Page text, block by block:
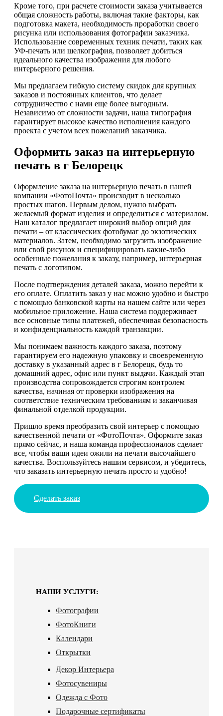
Кроме того, при расчете стоимости заказа учитывается
общая сложность работы, включая такие факторы, как
подготовка макета, необходимость проработки своего
рисунка или использования фотографии заказчика.
Использование современных техник печати, таких как
УФ-печать или шелкография, позволяет добиться
идеального качества изображения для любого
интерьерного решения.
Мы предлагаем гибкую систему скидок для крупных
заказов и постоянных клиентов, что делает
сотрудничество с нами еще более выгодным.
Независимо от сложности задачи, наша типография
гарантирует высокое качество исполнения каждого
проекта с учетом всех пожеланий заказчика.
Оформить заказ на интерьерную
печать в г Белорецк
Оформление заказа на интерьерную печать в нашей
компании «ФотоПочта» происходит в несколько
простых шагов. Первым делом, нужно выбрать
желаемый формат изделия и определиться с материалом.
Наш каталог предлагает широкий выбор опций для
печати – от классических фотобумаг до экзотических
материалов. Затем, необходимо загрузить изображение
или свой рисунок и специфицировать какие-либо
особенные пожелания к заказу, например, интерьерная
печать с логотипом.
После подтверждения деталей заказа, можно перейти к
его оплате. Оплатить заказ у нас можно удобно и быстро
с помощью банковской карты на нашем сайте или через
мобильное приложение. Наша система поддерживает
все основные типы платежей, обеспечивая безопасность
и конфиденциальность каждой транзакции.
Мы понимаем важность каждого заказа, поэтому
гарантируем его надежную упаковку и своевременную
доставку в указанный адрес в г Белорецк, будь то
домашний адрес, офис или пункт выдачи. Каждый этап
производства сопровождается строгим контролем
качества, начиная от проверки изображения на
соответствие техническим требованиям и заканчивая
финальной отделкой продукции.
Пришло время преобразить свой интерьер с помощью
качественной печати от «ФотоПочта». Оформите заказ
прямо сейчас, и наша команда профессионалов сделает
все, чтобы ваши идеи ожили на печати высочайшего
качества. Воспользуйтесь нашим сервисом, и убедитесь,
что заказать интерьерную печать просто и удобно!
Сделать заказ
НАШИ УСЛУГИ:
Фотографии
ФотоКниги
Календари
Открытки
Декор Интерьера
Фотосувениры
Одежда с Фото
Подарочные сертификаты